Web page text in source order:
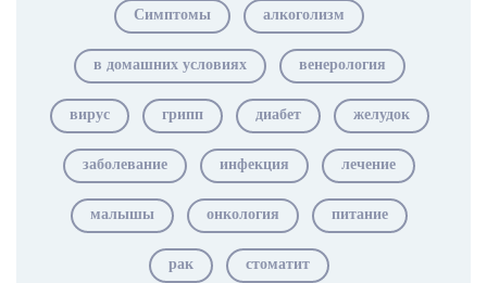
Симптомы алкоголизм
в домашних условиях венерология
вирус грипп диабет желудок
заболевание инфекция лечение
малышы онкология питание
рак стоматит